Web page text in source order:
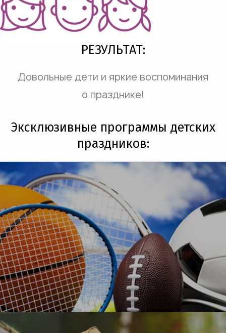
РЕЗУЛЬТАТ:
Довольные дети и яркие воспоминания
о празднике!
Эксклюзивные программы детских
праздников:
О, спорт!
УЗНАТЬ БОЛЬШЕ